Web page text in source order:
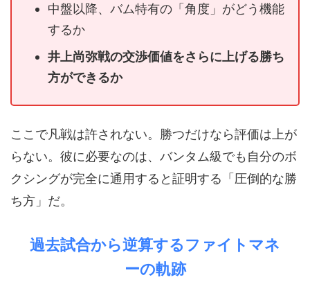
中盤以降、バム特有の「角度」がどう機能
するか
井上尚弥戦の交渉価値をさらに上げる勝ち
方ができるか
ここで凡戦は許されない。勝つだけなら評価は上が
らない。彼に必要なのは、バンタム級でも自分のボ
クシングが完全に通用すると証明する「圧倒的な勝
ち方」だ。
過去試合から逆算するファイトマネ
ーの軌跡